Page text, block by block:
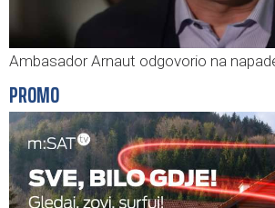
Ambasador Arnaut odgovorio na
PROMO